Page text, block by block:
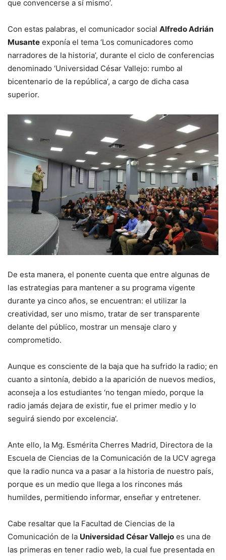
que convencerse a sí mismo’.
Con estas palabras, el comunicador social Alfredo Adrián
Musante exponía el tema ‘Los comunicadores como
narradores de la historia’, durante el ciclo de conferencias
denominado ‘Universidad César Vallejo: rumbo al
bicentenario de la república’, a cargo de dicha casa
superior.
De esta manera, el ponente cuenta que entre algunas de
las estrategias para mantener a su programa vigente
durante ya cinco años, se encuentran: el utilizar la
creatividad, ser uno mismo, tratar de ser transparente
delante del público, mostrar un mensaje claro y
comprometido.
Aunque es consciente de la baja que ha sufrido la radio; en
cuanto a sintonía, debido a la aparición de nuevos medios,
aconseja a los estudiantes ‘no tengan miedo, porque la
radio jamás dejara de existir, fue el primer medio y lo
seguirá siendo por excelencia’.
Ante ello, la Mg. Esmérita Cherres Madrid, Directora de la
Escuela de Ciencias de la Comunicación de la UCV agrega
que la radio nunca va a pasar a la historia de nuestro país,
porque es un medio que llega a los rincones más
humildes, permitiendo informar, enseñar y entretener.
Cabe resaltar que la Facultad de Ciencias de la
Comunicación de la Universidad César Vallejo es una de
las primeras en tener radio web, la cual fue presentada en